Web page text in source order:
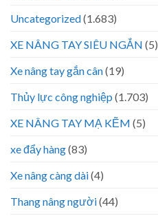
Uncategorized(1.683)
XE NÂNG TAY SIÊU NGẮN (5)
Xe nâng tay gắn cân(19)
Thủy lực công nghiệp (1.703)
XE NÂNG TAY MẠ KẼM (5)
xe đẩy hàng(83)
Xe nâng càng dài(4)
Thang nâng người(44)